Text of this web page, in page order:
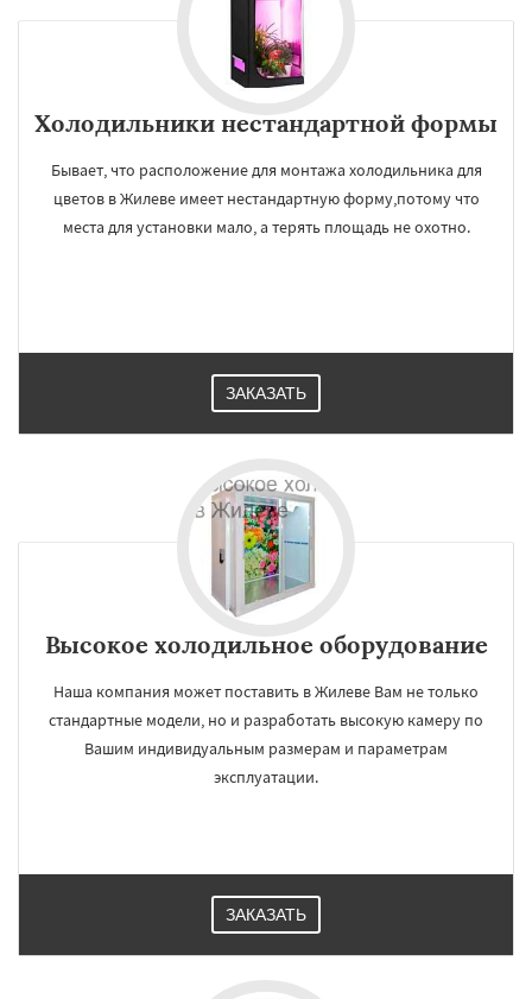
Холодильники нестандартной формы
Бывает, что расположение для монтажа холодильника для
цветов в Жилеве имеет нестандартную форму,потому что
места для установки мало, а терять площадь не охотно.
ЗАКАЗАТЬ
Высокое холодильное оборудование
Наша компания может поставить в Жилеве Вам не только
стандартные модели, но и разработать высокую камеру по
Вашим индивидуальным размерам и параметрам
эксплуатации.
ЗАКАЗАТЬ